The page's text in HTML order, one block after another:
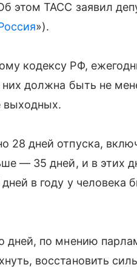
этом ТАСС заявил
»).
кодексу РФ,
должна быть не
28 дней отпуска,
— 35 дней, и в этих
в году у
дней, по мнению
восстановить